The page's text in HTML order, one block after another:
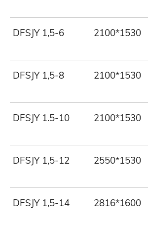
DFSJY 1,5-6 2100*1530
DFSJY 1,5-8 2100*1530
DFSJY 1.5-10 2100*1530
DFSJY 1,5-12 2550*1530
DFSJY 1,5-14 2816*1600